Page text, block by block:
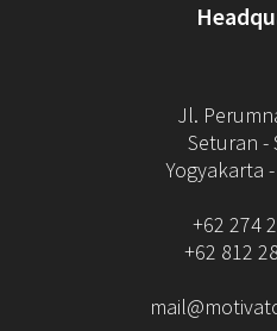
Jl.
Seturan -
Yogyakarta
+62 274
+62 812